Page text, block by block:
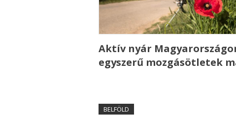
Aktív nyár
egyszerű mozgásötletek
BELFÖLD